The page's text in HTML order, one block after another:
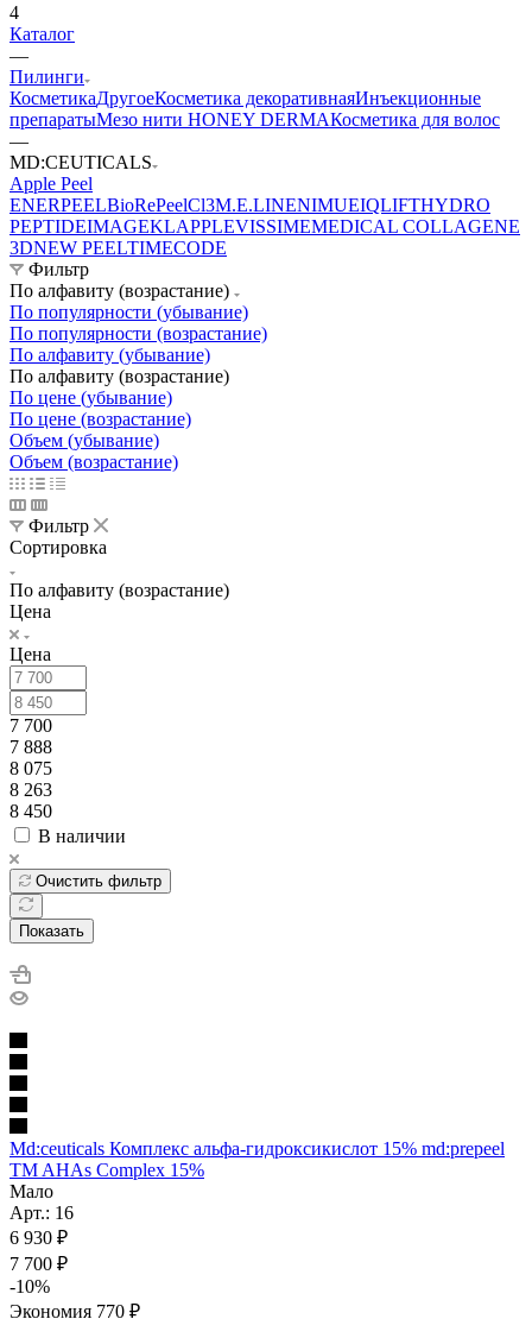
4
Каталог
—
Пилинги
КосметикаДругоеКосметика декоративнаяИнъекционные
препаратыМезо нити HONEY DERMAКосметика для волос
—
MD:CEUTICALS
Apple Peel
ENERPEELBioRePeelCl3M.E.LINENIMUEIQLIFTHYDRO
PEPTIDEIMAGEKLAPPLEVISSIMEMEDICAL COLLAGENE
3DNEW PEELTIMECODE
Фильтр
По алфавиту (возрастание)
По популярности (убывание)
По популярности (возрастание)
По алфавиту (убывание)
По алфавиту (возрастание)
По цене (убывание)
По цене (возрастание)
Объем (убывание)
Объем (возрастание)
Фильтр
Сортировка
По алфавиту (возрастание)
Цена
Цена
7 700
7 888
8 075
8 263
8 450
В наличии
Очистить фильтр
Показать
Md:ceuticals Комплекс альфа-гидроксикислот 15% md:prepeel
TM AHAs Complex 15%
Мало
Арт.: 16
6 930 ₽
7 700 ₽
-10%
Экономия 770 ₽